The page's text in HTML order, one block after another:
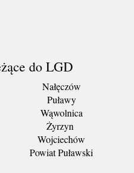
do LGD
Nałęczów
Puławy
Wąwolnica
Żyrzyn
Wojciechów
Powiat Puławski